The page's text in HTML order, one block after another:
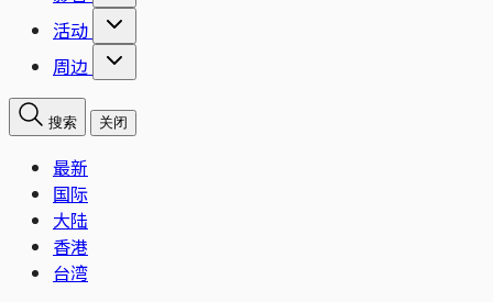
活动
周边
搜索 关闭
最新
国际
大陆
香港
台湾